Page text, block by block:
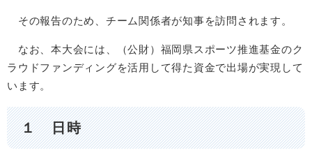
その報告のため、チーム関係者が知事を訪問されます。
なお、本大会には、（公財）福岡県スポーツ推進基金のク
ラウドファンディングを活用して得た資金で出場が実現して
います。
１ 日時​